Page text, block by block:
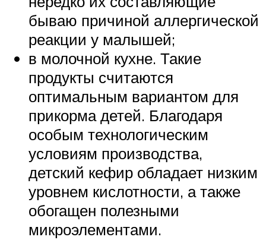
бываю причиной аллергической
реакции у малышей;
в молочной кухне. Такие
продукты считаются
оптимальным вариантом для
прикорма детей. Благодаря
особым технологическим
условиям производства,
детский кефир обладает низким
уровнем кислотности, а также
обогащен полезными
микроэлементами.